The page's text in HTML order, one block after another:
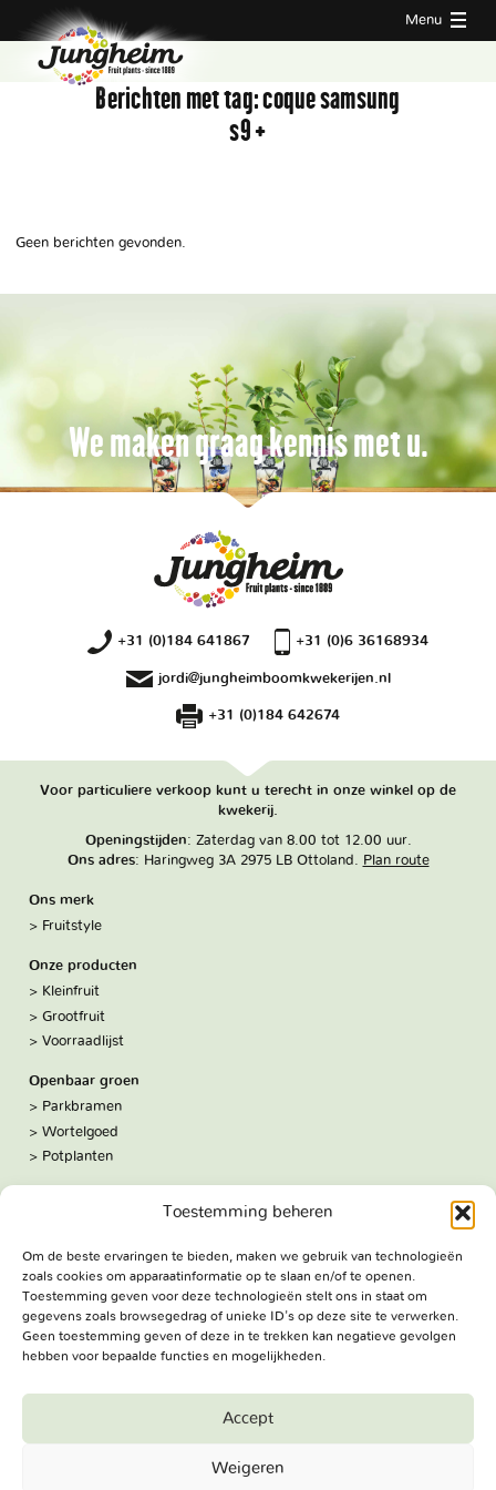
Toestemming beheren
Om de beste ervaringen te bieden, maken we gebruik van technologieën
zoals cookies om apparaatinformatie op te slaan en/of te openen.
Toestemming geven voor deze technologieën stelt ons in staat om
gegevens zoals browsegedrag of unieke ID's op deze site te verwerken.
Geen toestemming geven of deze in te trekken kan negatieve gevolgen
hebben voor bepaalde functies en mogelijkheden.
Accept
Weigeren
Menu
Berichten met tag:coque samsung
s9 +
Geen berichten gevonden.
We maken graag kennis met u.
+31 (0)184 641867 +31 (0)6 36168934
jordi@jungheimboomkwekerijen.nl
+31 (0)184 642674
Voor particuliere verkoop kunt u terecht in onze winkel op de
kwekerij.
Openingstijden: Zaterdag van 8.00 tot 12.00 uur.
Ons adres: Haringweg 3A 2975 LB Ottoland. Plan route
Ons merk
Fruitstyle
Onze producten
Kleinfruit
Grootfruit
Voorraadlijst
Openbaar groen
Parkbramen
Wortelgoed
Potplanten
Volg ons:
Facebook
Bezoekadres
Haringweg 3A
2975 LB Ottoland
Reserved.